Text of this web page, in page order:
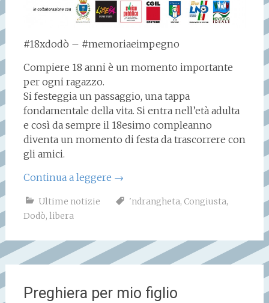
#18xdodò – #memoriaeimpegno
Compiere 18 anni è un momento importante
per ogni ragazzo.
Si festeggia un passaggio, una tappa
fondamentale della vita. Si entra nell’età adulta
e così da sempre il 18esimo compleanno
diventa un momento di festa da trascorrere con
gli amici.
Continua a leggere →
Ultime notizie 'ndrangheta, Congiusta,
Dodò, libera
Preghiera per mio figlio